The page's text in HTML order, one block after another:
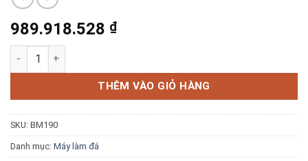
Ứng dụng
Blog kiến thức
989.918.528 ₫
Máy làm đá viên Hoshizaki SRM-460WB 450kg/ngày số lượng
THÊM VÀO GIỎ HÀNG
SKU: BM190
Danh mục: Máy làm đá